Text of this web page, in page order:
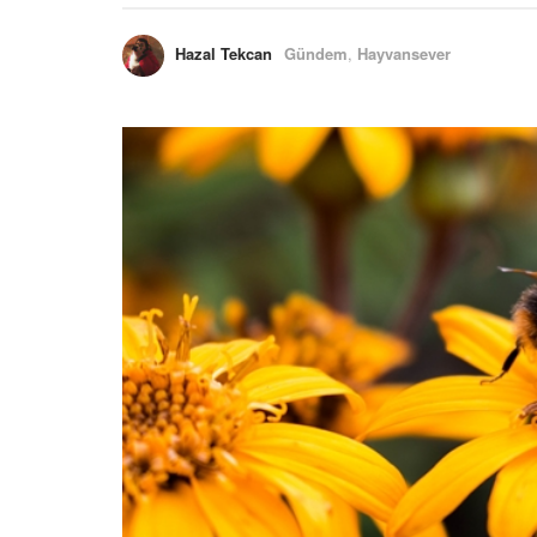
Hazal Tekcan Gündem, Hayvansever